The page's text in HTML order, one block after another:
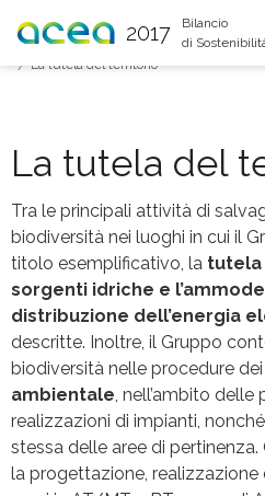
2017
Bilancio
di
You are here
La
La tutela del territorio
La tutela del
Tra le principali attività di
biodiversità nei luoghi in cui il
titolo esemplificativo, la tutela
sorgenti idriche e
distribuzione dell’energia
descritte. Inoltre, il Gruppo
biodiversità nelle procedure dei
ambientale, nell’ambito
realizzazioni di impianti,
stessa delle aree di
la progettazione,